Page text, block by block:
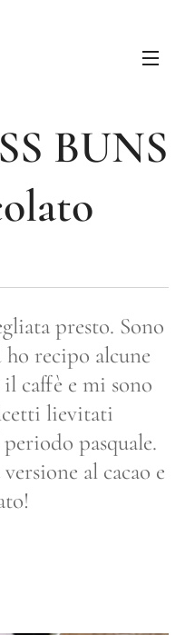
BUNS
presto. Sono
recipo alcune
caffè e mi sono
lievitati
pasquale.
al cacao e